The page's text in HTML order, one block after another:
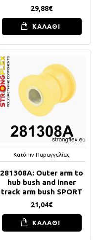
29,88€
ΚΑΛΑΘΙ
Κατόπιν Παραγγελίας
281308A: Outer arm to
hub bush and inner
track arm bush SPORT
21,04€
ΚΑΛΑΘΙ